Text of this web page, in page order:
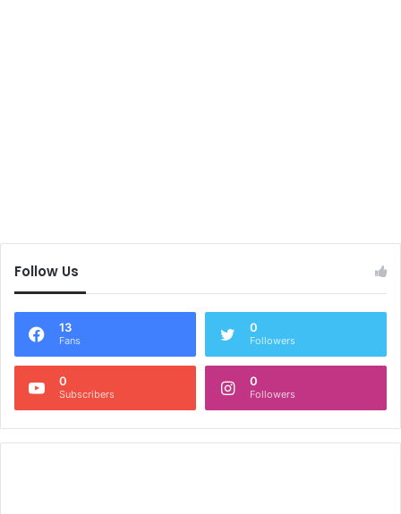
Follow Us
13
Fans
0
Followers
0
Subscribers
0
Followers